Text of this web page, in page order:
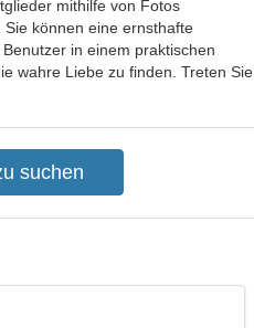
mithilfe von Fotos
können eine ernsthafte
in einem praktischen
wahre Liebe zu finden. Treten Sie